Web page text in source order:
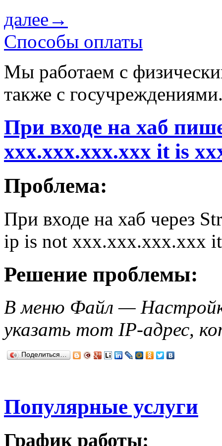
далее→
Способы оплаты
Мы работаем с
также с
При входе на хаб
xxx.xxx.xxx.xxx it is
Проблема:
При входе на хаб через
ip is not xxx.xxx.xxx.xxx
Решение проблемы:
В меню Файл —
указать тот IP-адрес,
Поделиться…
Популярные услуги
График работы: